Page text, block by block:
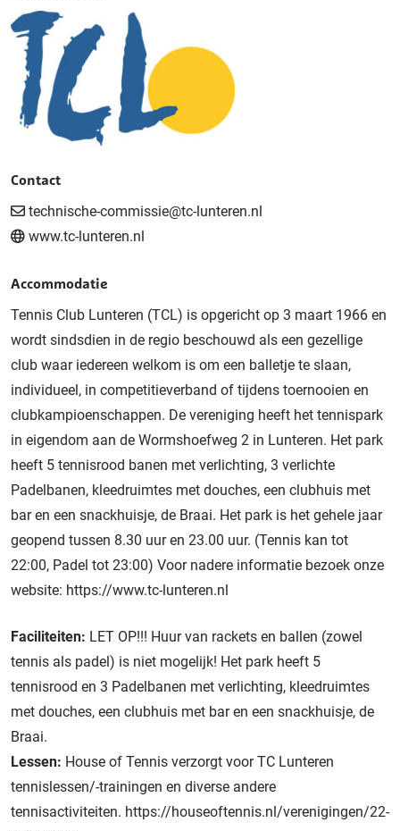
Contact
technische-commissie@tc-lunteren.nl
www.tc-lunteren.nl
Accommodatie
Tennis Club Lunteren (TCL) is opgericht op 3 maart 1966 en
wordt sindsdien in de regio beschouwd als een gezellige
club waar iedereen welkom is om een balletje te slaan,
individueel, in competitieverband of tijdens toernooien en
clubkampioenschappen. De vereniging heeft het tennispark
in eigendom aan de Wormshoefweg 2 in Lunteren. Het park
heeft 5 tennisrood banen met verlichting, 3 verlichte
Padelbanen, kleedruimtes met douches, een clubhuis met
bar en een snackhuisje, de Braai. Het park is het gehele jaar
geopend tussen 8.30 uur en 23.00 uur. (Tennis kan tot
22:00, Padel tot 23:00) Voor nadere informatie bezoek onze
website: https://www.tc-lunteren.nl
Faciliteiten: LET OP!!! Huur van rackets en ballen (zowel
tennis als padel) is niet mogelijk! Het park heeft 5
tennisrood en 3 Padelbanen met verlichting, kleedruimtes
met douches, een clubhuis met bar en een snackhuisje, de
Braai.
Lessen: House of Tennis verzorgt voor TC Lunteren
tennislessen/-trainingen en diverse andere
tennisactiviteiten. https://houseoftennis.nl/verenigingen/22-